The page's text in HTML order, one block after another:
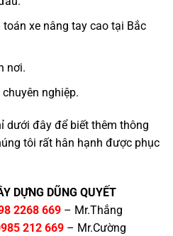
xe nâng tay cao tại Bắc
nơi.
nghiệp.
dưới đây để biết thêm thông
tôi rất hân hạnh được phục
DỰNG DŨNG QUYẾT
2268 669 – Mr.Thắng
212 669– Mr.Cường